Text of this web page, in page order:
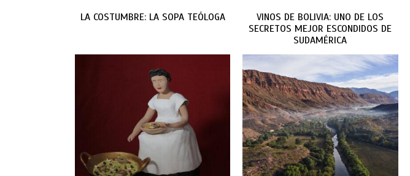
LA COSTUMBRE: LA SOPA TEÓLOGA
VINOS DE BOLIVIA: UNO DE LOS
SECRETOS MEJOR ESCONDIDOS DE
SUDAMÉRICA